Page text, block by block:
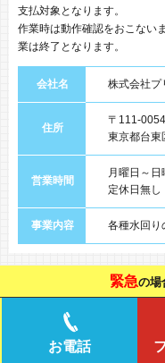
支払対象となります。
作業時は動作確認をおこない
業は終了となります。
会社名 株式会社プ
住所
〒111-0054
東京都台東
営業時間
月曜日～
定休日無
事業内容 各種水回り
緊急の場
お電話